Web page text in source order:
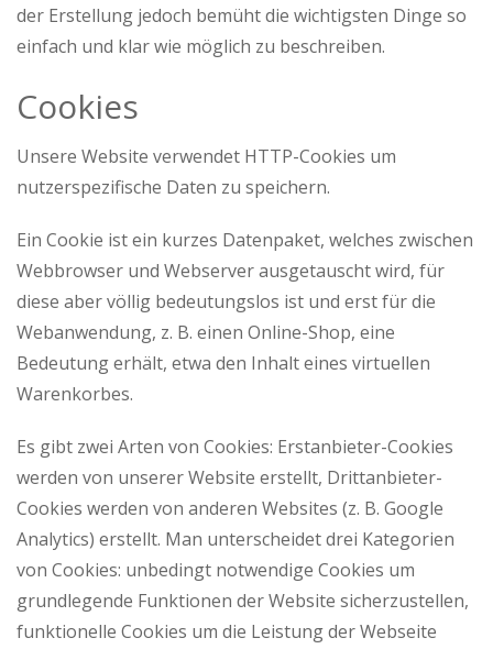
der Erstellung jedoch bemüht die wichtigsten Dinge so
einfach und klar wie möglich zu beschreiben.
Cookies
Unsere Website verwendet HTTP-Cookies um
nutzerspezifische Daten zu speichern.
Ein Cookie ist ein kurzes Datenpaket, welches zwischen
Webbrowser und Webserver ausgetauscht wird, für
diese aber völlig bedeutungslos ist und erst für die
Webanwendung, z. B. einen Online-Shop, eine
Bedeutung erhält, etwa den Inhalt eines virtuellen
Warenkorbes.
Es gibt zwei Arten von Cookies: Erstanbieter-Cookies
werden von unserer Website erstellt, Drittanbieter-
Cookies werden von anderen Websites (z. B. Google
Analytics) erstellt. Man unterscheidet drei Kategorien
von Cookies: unbedingt notwendige Cookies um
grundlegende Funktionen der Website sicherzustellen,
funktionelle Cookies um die Leistung der Webseite